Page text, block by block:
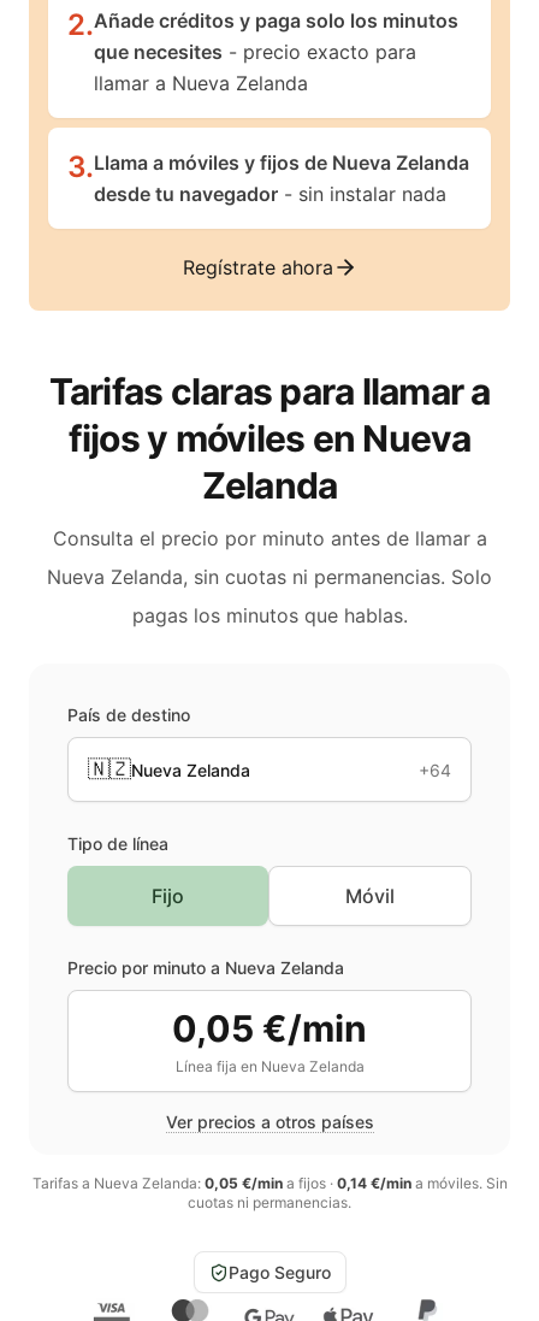
2.Añade créditos y paga solo los minutos
que necesites - precio exacto para
llamar a Nueva Zelanda
3.Llama a móviles y fijos de Nueva Zelanda
desde tu navegador - sin instalar nada
Regístrate ahora
Tarifas claras para llamar a
fijos y móviles en Nueva
Zelanda
Consulta el precio por minuto antes de llamar a
Nueva Zelanda, sin cuotas ni permanencias. Solo
pagas los minutos que hablas.
País de destino
🇳🇿Nueva Zelanda +64
Tipo de línea
Fijo Móvil
Precio por minuto a Nueva Zelanda
0,05 €/min
Línea fija en Nueva Zelanda
Ver precios a otros países
Tarifas a Nueva Zelanda: 0,05 €/mina fijos· 0,14 €/mina móviles. Sin
cuotas ni permanencias.
Pago Seguro